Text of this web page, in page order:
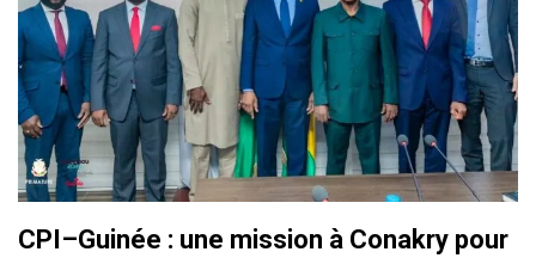
CPI–Guinée : une mission à Conakry pour